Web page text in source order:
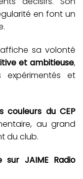
en font un
sa volonté
et ambitieuse,
expérimentés et
couleurs du CEP
au grand
du club.
sur JAIME Radio